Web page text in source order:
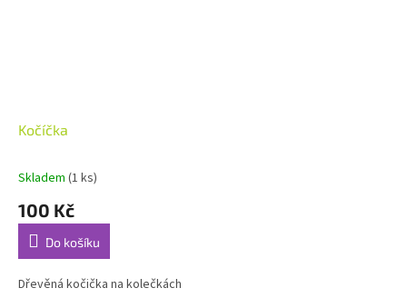
Kočíčka
Skladem (1 ks)
100 Kč
Do košíku
Dřevěná kočička na kolečkách